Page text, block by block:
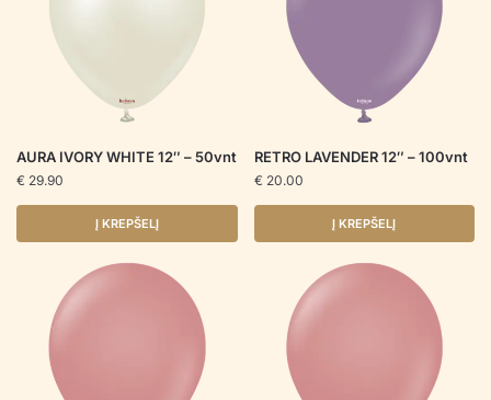
AURA IVORY WHITE 12″ – 50vnt
€ 29.90
Į KREPŠELĮ
RETRO LAVENDER 12″ – 100vnt
€ 20.00
Į KREPŠELĮ